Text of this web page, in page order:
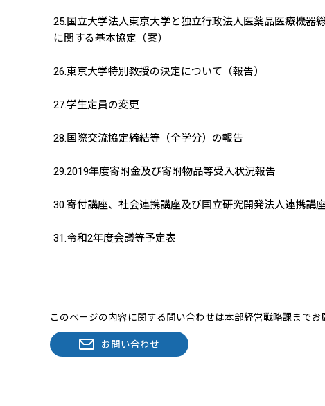
25.国立大学法人東京大学と独立行政法人医薬品医療機器
に関する基本協定（案）
26.東京大学特別教授の決定について（報告）
27.学生定員の変更
28.国際交流協定締結等（全学分）の報告
29.2019年度寄附金及び寄附物品等受入状況報告
30.寄付講座、社会連携講座及び国立研究開発法人連携講
31.令和2年度会議等予定表
このページの内容に関する問い合わせは本部経営戦略課までお
お問い合わせ